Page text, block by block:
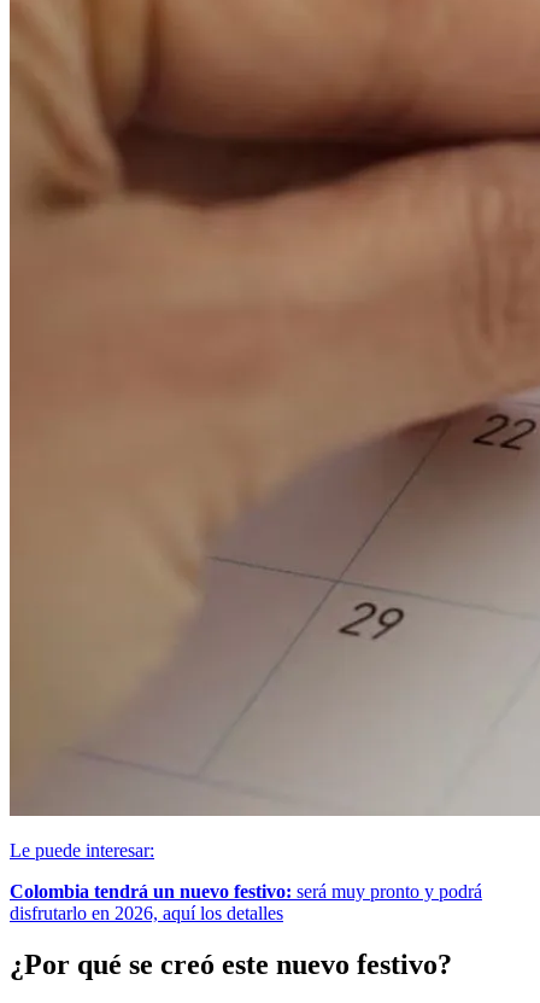
Le puede interesar:
Colombia tendrá un nuevo festivo: será muy pronto y podrá
disfrutarlo en 2026, aquí los detalles
¿Por qué se creó este nuevo festivo?